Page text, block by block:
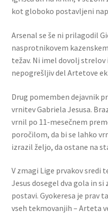
kot globoko postavljeni
Arsenal se še ni prilagodil
nasprotnikovem
težav. Ni imel dovolj
nepogrešljiv del Artetove
Drug pomemben dejavnik
vrnitev Gabriela Jesusa.
vrnil po 11-mesečnem
poročilom, da bi se lahko
izrazil željo, da ostane na
V zmagi Lige prvakov sredi
Jesus dosegel dva gola in
postavi. Gyokeresa je prav
vseh tekmovanjih – Arteta